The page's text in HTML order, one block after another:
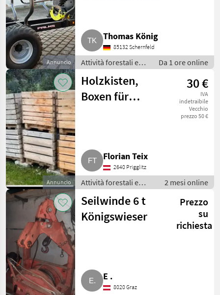
Annuncio
Thomas König
85132 Schernfeld
Attività forestali e
lavorazione del
legno / Rimorchi
forestali
Da 1 ore online
Annuncio
Holzkisten,
Boxen für
30 €
IVA
indetraibile
Vecchio
prezzo 50 €
Florian Teix
2640 Prigglitz
Attività forestali e
lavorazione del legno
/ Spaccalegna
2 mesi online
Seilwinde 6 t
Königswieser
Prezzo
su
richiesta
E .
8020 Graz